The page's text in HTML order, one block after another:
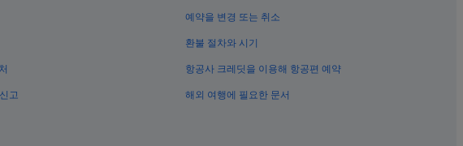
고
예약을 변경 또는 취소
환불 절차와 시기
항공사 크레딧을 이용해 항공편 예약
해외 여행에 필요한 문서